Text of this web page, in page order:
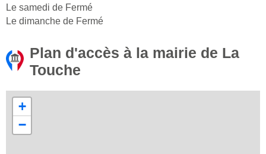
Le samedi de Fermé
Le dimanche de Fermé
Plan d'accès à la mairie de La
Touche
+
−